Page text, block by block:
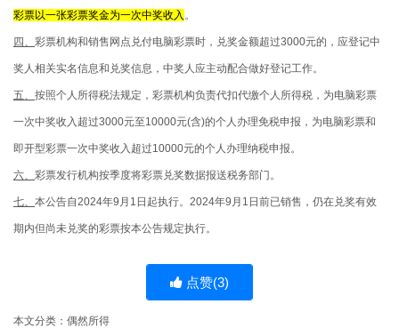
彩票以一张彩票奖金为一次中奖收入 。
四、 彩票机构和销售网点兑付电脑彩票时，兑奖金额超过3000元的，应登记中
奖人相关实名信息和兑奖信息，中奖人应主动配合做好登记工作。
五、 按照个人所得税法规定，彩票机构负责代扣代缴个人所得税，为电脑彩票
一次中奖收入超过3000元至10000元(含)的个人办理免税申报，为电脑彩票和
即开型彩票一次中奖收入超过10000元的个人办理纳税申报。
六、 彩票发行机构按季度将彩票兑奖数据报送税务部门。
七、 本公告自2024年9月1日起执行。2024年9月1日前已销售，仍在兑奖有效
期内但尚未兑奖的彩票按本公告规定执行。
点赞(3)
本文分类： 偶然所得